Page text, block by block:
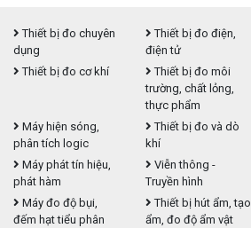
Thiết bị đo chuyên
dụng
Thiết bị đo điện,
điện tử
Thiết bị đo cơ khí
Thiết bị đo môi
trường, chất lỏng,
thực phẩm
Máy hiện sóng,
phân tích logic
Thiết bị đo và dò
khí
Máy phát tín hiệu,
phát hàm
Viễn thông -
Truyền hình
Máy đo độ bụi,
đếm hạt tiểu phân
Thiết bị hút ẩm, tạo
ẩm, đo độ ẩm vật